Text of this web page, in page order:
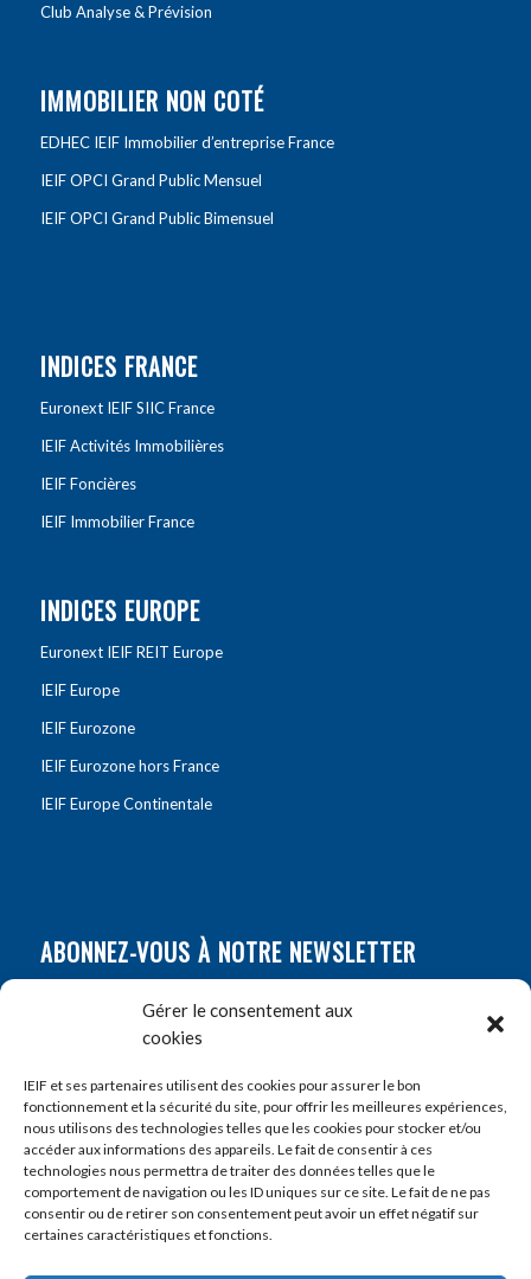
Gérer le consentement aux
cookies
IEIF et ses partenaires utilisent des cookies pour assurer le bon
fonctionnement et la sécurité du site, pour offrir les meilleures expériences,
nous utilisons des technologies telles que les cookies pour stocker et/ou
accéder aux informations des appareils. Le fait de consentir à ces
technologies nous permettra de traiter des données telles que le
comportement de navigation ou les ID uniques sur ce site. Le fait de ne pas
consentir ou de retirer son consentement peut avoir un effet négatif sur
certaines caractéristiques et fonctions.
Club Analyse & Prévision
IMMOBILIER NON COTÉ
EDHEC IEIF Immobilier d’entreprise France
IEIF OPCI Grand Public Mensuel
IEIF OPCI Grand Public Bimensuel
INDICES FRANCE
Euronext IEIF SIIC France
IEIF Activités Immobilières
IEIF Foncières
IEIF Immobilier France
INDICES EUROPE
Euronext IEIF REIT Europe
IEIF Europe
IEIF Eurozone
IEIF Eurozone hors France
IEIF Europe Continentale
ABONNEZ-VOUS À NOTRE NEWSLETTER
Prénom*
E-mail*